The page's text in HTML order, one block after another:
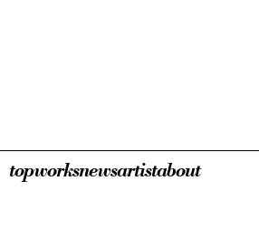
topworksnewsartistabout